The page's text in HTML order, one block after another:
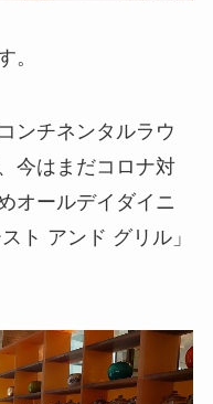
。
ンチネンタルラウ
今はまだコロナ対
オールデイダイニ
ト アンド グリル」